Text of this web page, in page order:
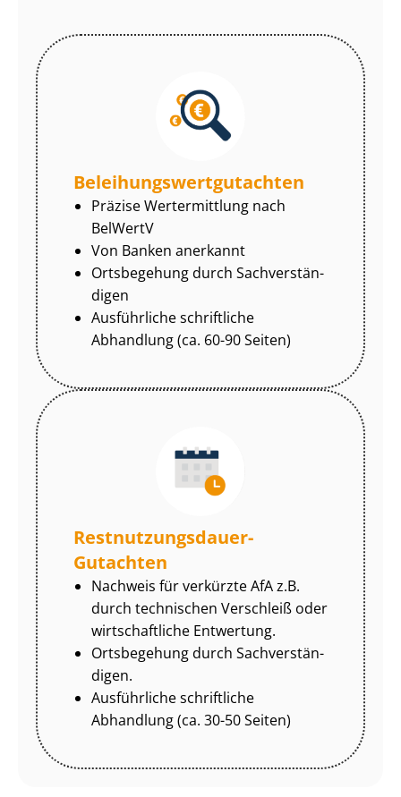
Be­lei­hungs­wert­gut­ach­ten
Präzise Wertermittlung nach
BelWertV
Von Banken anerkannt
Ortsbegehung durch Sach­ver­stän­
di­gen
Ausführliche schriftliche
Abhandlung (ca. 60-90 Seiten)
Rest­nut­zungs­dau­er-
Gutachten
Nachweis für verkürzte AfA z.B.
durch technischen Verschleiß oder
wirtschaftliche Entwertung.
Ortsbegehung durch Sach­ver­stän­
di­gen.
Ausführliche schriftliche
Abhandlung (ca. 30-50 Seiten)